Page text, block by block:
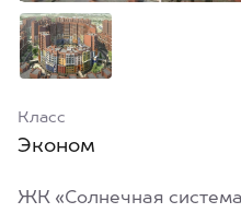
Класс
Эконом
ЖК «Солнечная